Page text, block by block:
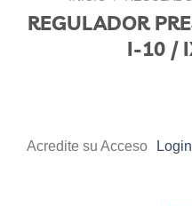
REGULADOR
I-10 /
Acredite su Acceso Login